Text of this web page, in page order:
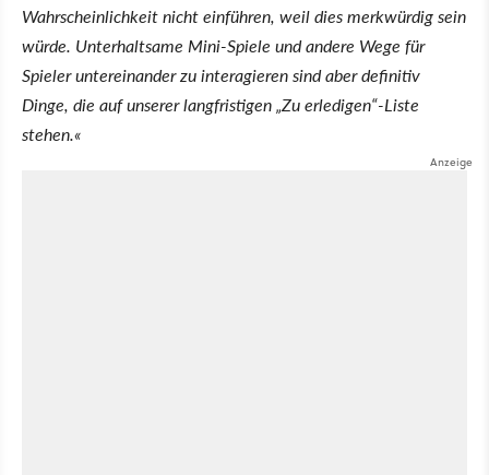
Wahrscheinlichkeit nicht einführen, weil dies merkwürdig sein
würde. Unterhaltsame Mini-Spiele und andere Wege für
Spieler untereinander zu interagieren sind aber definitiv
Dinge, die auf unserer langfristigen „Zu erledigen“-Liste
stehen.«